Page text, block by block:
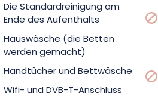
hinaus haben Sie die
zu genießen. Außerdem
auf einem Parkplatz
entfernt befindet. So können
Die Standardreinigung am
Ende des Aufenthalts
Hauswäsche (die Betten
werden gemacht)
Handtücher und Bettwäsche
Wifi- und DVB-T-Anschluss